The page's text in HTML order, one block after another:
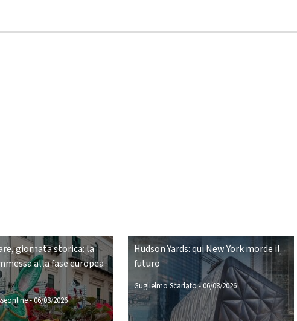
giornata storica: la
alla fase europea
-06/08/2026
Hudson Yards: qui New York morde il
futuro
Guglielmo Scarlato-06/08/2026